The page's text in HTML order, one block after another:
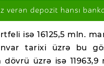
verən depozit hansı
isə 16125,5 mln.
tarixi üzrə bu
üzrə isə 11963,9